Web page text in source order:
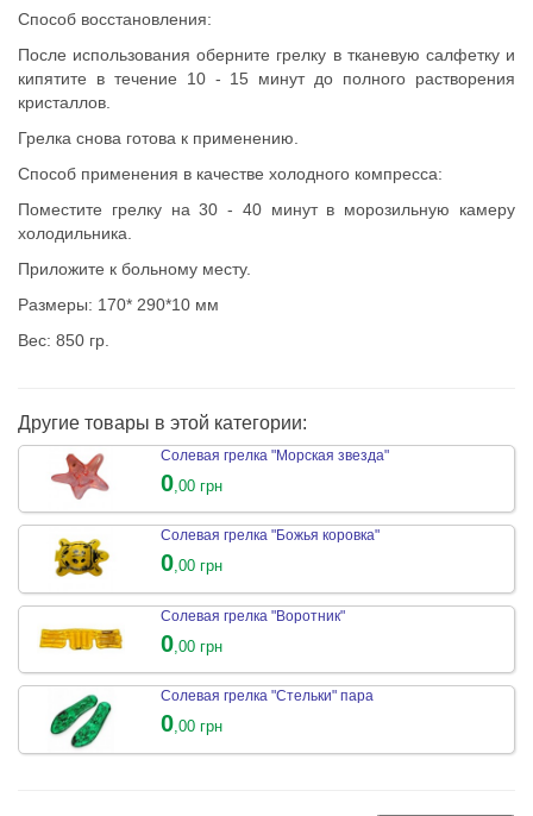
Способ восстановления:
После использования оберните грелку в тканевую салфетку и
кипятите в течение 10 - 15 минут до полного растворения
кристаллов.
Грелка снова готова к применению.
Способ применения в качестве холодного компресса:
Поместите грелку на 30 - 40 минут в морозильную камеру
холодильника.
Приложите к больному месту.
Размеры: 170* 290*10 мм
Вес: 850 гр.
Другие товары в этой категории:
Солевая грелка "Морская звезда"
0 ,00 грн
Солевая грелка "Божья коровка"
0,00 грн
Солевая грелка "Воротник"
0 ,00 грн
Солевая грелка "Стельки" пара
0,00 грн